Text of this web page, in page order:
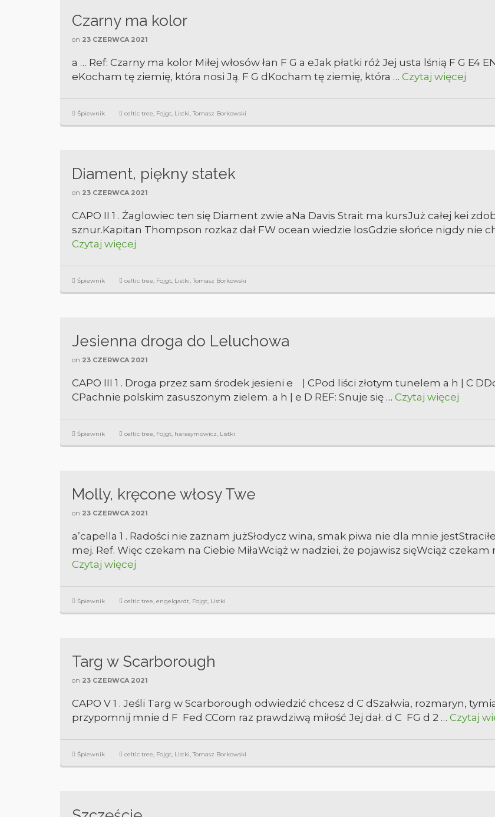
Czarny ma kolor
on 23 CZERWCA 2021
a … Ref: Czarny ma kolor Miłej włosów łan F G a eJak płatki róż Jej usta lśnią F G E4
eKocham tę ziemię, która nosi Ją. F G dKocham tę ziemię, która … Czytaj więcej
Śpiewnik celtic tree, Fojgt, Listki, Tomasz Borkowski
Diament, piękny statek
on 23 CZERWCA 2021
CAPO II 1 . Żaglowiec ten się Diament zwie aNa Davis Strait ma kursJuż całej kei
sznur.Kapitan Thompson rozkaz dał FW ocean wiedzie losGdzie słońce nigdy nie
Czytaj więcej
Śpiewnik celtic tree, Fojgt, Listki, Tomasz Borkowski
Jesienna droga do Leluchowa
on 23 CZERWCA 2021
CAPO III 1 . Droga przez sam środek jesieni e | CPod liści złotym tunelem a h | C
CPachnie polskim zasuszonym zielem. a h | e D REF: Snuje się … Czytaj więcej
Śpiewnik celtic tree, Fojgt, harasymowicz, Listki
Molly, kręcone włosy Twe
on 23 CZERWCA 2021
a’capella 1 . Radości nie zaznam jużSłodycz wina, smak piwa nie dla mnie
mej. Ref. Więc czekam na Ciebie MiłaWciąż w nadziei, że pojawisz sięWciąż
Czytaj więcej
Śpiewnik celtic tree, engelgardt, Fojgt, Listki
Targ w Scarborough
on 23 CZERWCA 2021
CAPO V 1 . Jeśli Targ w Scarborough odwiedzić chcesz d C dSzałwia, rozmaryn,
przypomnij mnie d F Fed CCom raz prawdziwą miłość Jej dał. d C FG d 2 … Czytaj
Śpiewnik celtic tree, Fojgt, Listki, Tomasz Borkowski